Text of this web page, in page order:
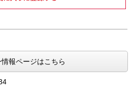
情報ページはこちら